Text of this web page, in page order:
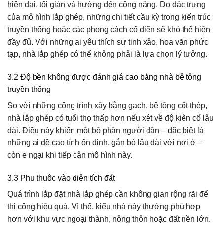
hiện đại, tối giản và hướng đến công năng. Do đặc trưng
của mô hình lắp ghép, những chi tiết cầu kỳ trong kiến trúc
truyền thống hoặc các phong cách cổ điển sẽ khó thể hiện
đầy đủ. Với những ai yêu thích sự tinh xảo, hoa văn phức
tạp, nhà lắp ghép có thể không phải là lựa chọn lý tưởng.
3.2 Độ bền không được đánh giá cao bằng nhà bê tông
truyền thống
So với những công trình xây bằng gạch, bê tông cốt thép,
nhà lắp ghép có tuổi thọ thấp hơn nếu xét về độ kiên cố lâu
dài. Điều này khiến một bộ phận người dân – đặc biệt là
những ai đề cao tính ổn định, gắn bó lâu dài với nơi ở –
còn e ngại khi tiếp cận mô hình này.
3.3 Phụ thuộc vào diện tích đất
Quá trình lắp đặt nhà lắp ghép cần không gian rộng rãi để
thi công hiệu quả. Vì thế, kiểu nhà này thường phù hợp
hơn với khu vực ngoại thành, nông thôn hoặc đất nền lớn.